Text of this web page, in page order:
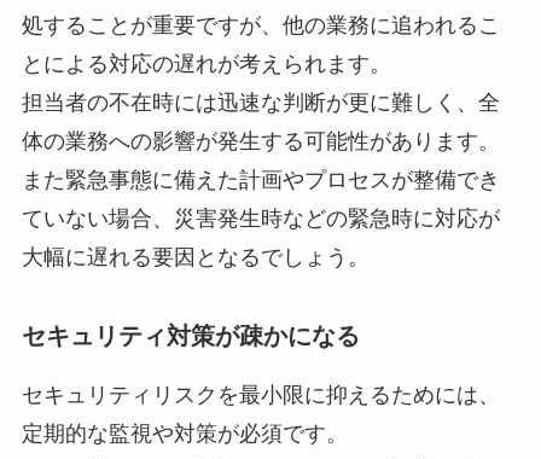
処することが重要ですが、他の業務に追われるこ
とによる対応の遅れが考えられます。
担当者の不在時には迅速な判断が更に難しく、全
体の業務への影響が発生する可能性があります。
また緊急事態に備えた計画やプロセスが整備でき
ていない場合、災害発生時などの緊急時に対応が
大幅に遅れる要因となるでしょう。
セキュリティ対策が疎かになる
セキュリティリスクを最小限に抑えるためには、
定期的な監視や対策が必須です。